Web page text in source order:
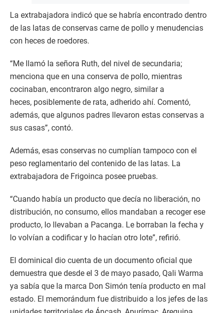
La extrabajadora indicó que se habría encontrado dentro
de las latas de conservas carne de pollo y menudencias
con heces de roedores.
“Me llamó la señora Ruth, del nivel de secundaria;
menciona que en una conserva de pollo, mientras
cocinaban, encontraron algo negro, similar a
heces, posiblemente de rata, adherido ahí. Comentó,
además, que algunos padres llevaron estas conservas a
sus casas”, contó.
Además, esas conservas no cumplían tampoco con el
peso reglamentario del contenido de las latas. La
extrabajadora de Frigoinca posee pruebas.
“Cuando había un producto que decía no liberación, no
distribución, no consumo, ellos mandaban a recoger ese
producto, lo llevaban a Pacanga. Le borraban la fecha y
lo volvían a codificar y lo hacían otro lote”, refirió.
El dominical dio cuenta de un documento oficial que
demuestra que desde el 3 de mayo pasado, Qali Warma
ya sabía que la marca Don Simón tenía producto en mal
estado. El memorándum fue distribuido a los jefes de las